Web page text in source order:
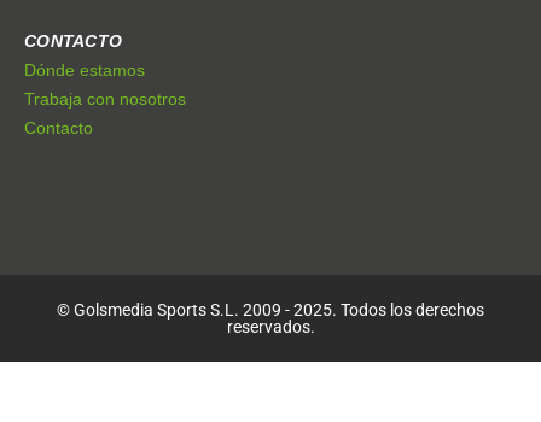
CONTACTO
Dónde estamos
Trabaja con nosotros
Contacto
© Golsmedia Sports S.L. 2009 - 2025. Todos los derechos
reservados.